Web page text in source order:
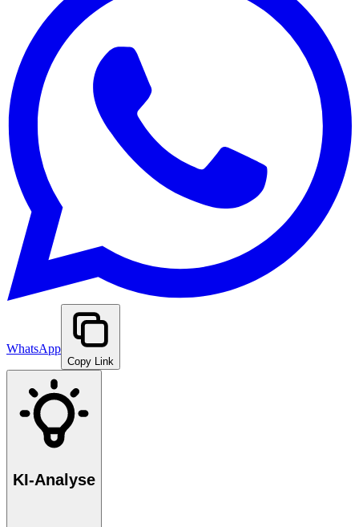
WhatsApp
Copy Link
KI-Analyse